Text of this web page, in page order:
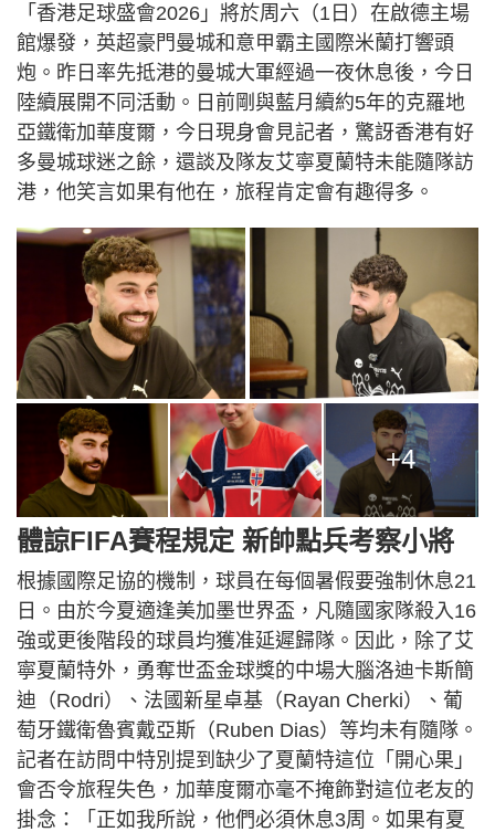
「香港足球盛會2026」將於周六（1日）在啟德主場
館爆發，英超豪門曼城和意甲霸主國際米蘭打響頭
炮。昨日率先抵港的曼城大軍經過一夜休息後，今日
陸續展開不同活動。日前剛與藍月續約5年的克羅地
亞鐵衛加華度爾，今日現身會見記者，驚訝香港有好
多曼城球迷之餘，還談及隊友艾寧夏蘭特未能隨隊訪
港，他笑言如果有他在，旅程肯定會有趣得多。
+4
體諒FIFA賽程規定 新帥點兵考察小將
根據國際足協的機制，球員在每個暑假要強制休息21
日。由於今夏適逢美加墨世界盃，凡隨國家隊殺入16
強或更後階段的球員均獲准延遲歸隊。因此，除了艾
寧夏蘭特外，勇奪世盃金球獎的中場大腦洛迪卡斯簡
迪（Rodri）、法國新星卓基（Rayan Cherki）、葡
萄牙鐵衛魯賓戴亞斯（Ruben Dias）等均未有隨隊。
記者在訪問中特別提到缺少了夏蘭特這位「開心果」
會否令旅程失色，加華度爾亦毫不掩飾對這位老友的
掛念：「正如我所說，他們必須休息3周。如果有夏